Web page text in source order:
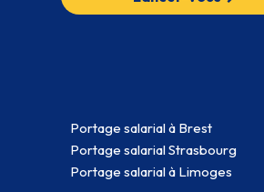
Portage salarial à Brest
Portage salarial Strasbourg
Portage salarial à Limoges